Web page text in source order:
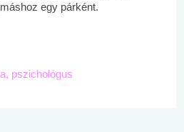
egy párként.
pszichológus